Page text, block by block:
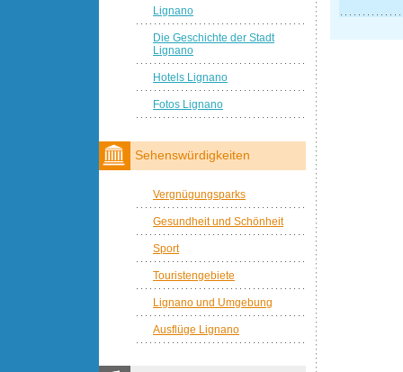
Lignano
Die Geschichte der Stadt
Lignano
Hotels Lignano
Fotos Lignano
Sehenswürdigkeiten
Vergnügungsparks
Gesundheit und Schönheit
Sport
Touristengebiete
Lignano und Umgebung
Ausflüge Lignano